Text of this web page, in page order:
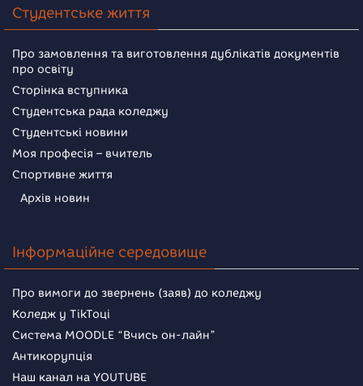
Студентське життя
Про замовлення та виготовлення дублікатів документів
про освіту
Сторінка вступника
Студентська рада коледжу
Студентські новини
Моя професія – вчитель
Спортивне життя
Архів новин
Інформаційне середовище
Про вимоги до звернень (заяв) до коледжу
Коледж у TikToці
Система MOODLE “Вчись он-лайн”
Антикорупція
Наш канал на YOUTUBE